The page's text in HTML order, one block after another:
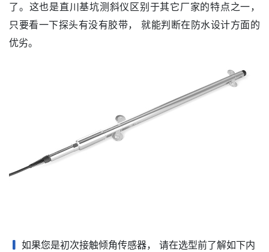
了。这也是直川基坑测斜仪区别于其它厂家的特点之一，
只要看一下探头有没有胶带， 就能判断在防水设计方面的
优劣。
如果您是初次接触倾角传感器， 请在选型前了解如下内